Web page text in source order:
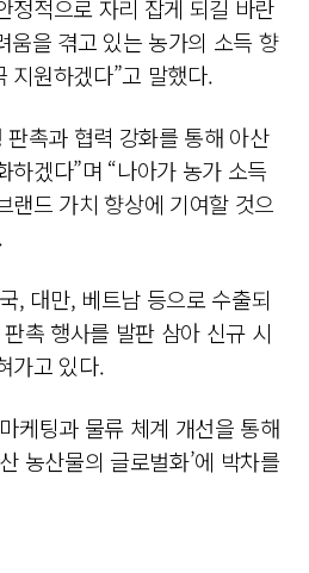
정적으로 자리 잡게 되길 바란
움을 겪고 있는 농가의 소득 향
지원하겠다”고 말했다.
촉과 협력 강화를 통해 아산
하겠다”며 “나아가 농가 소득
랜드 가치 향상에 기여할 것으
, 대만, 베트남 등으로 수출되
촉 행사를 발판 삼아 신규 시
가고 있다.
케팅과 물류 체계 개선을 통해
농산물의 글로벌화’에 박차를